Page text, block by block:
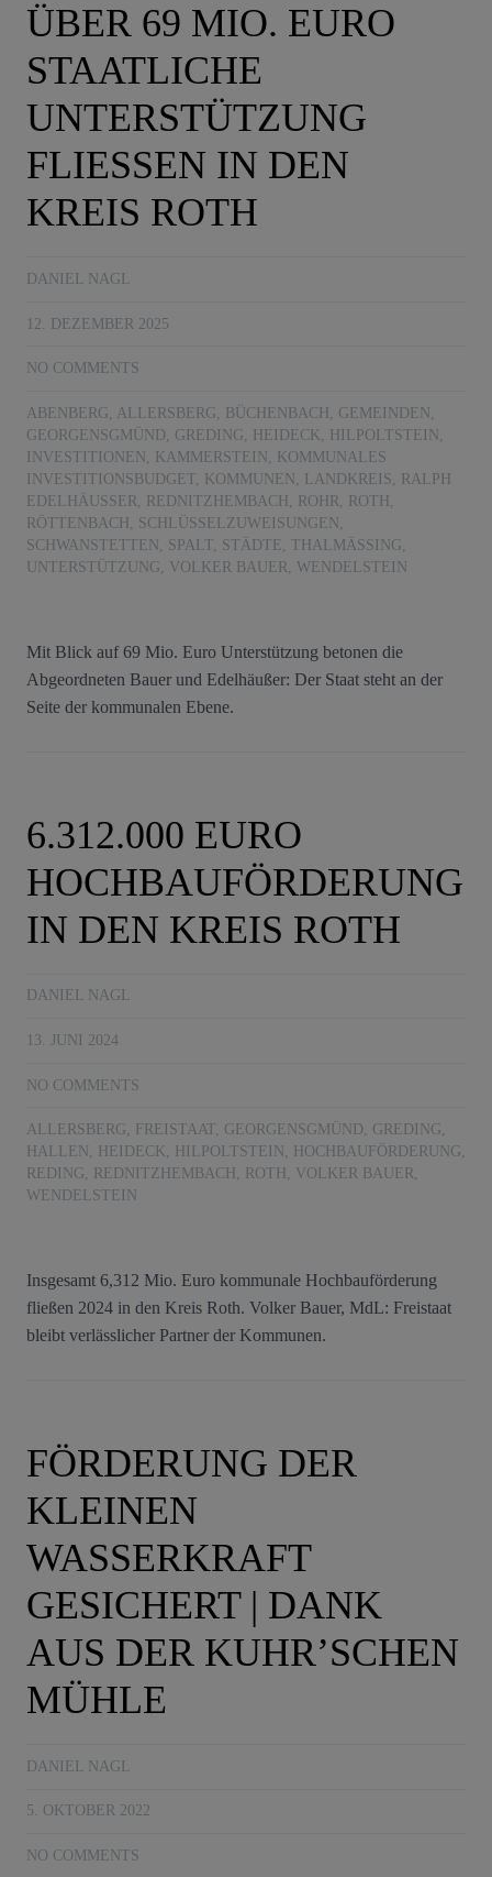
ÜBER 69 MIO. EURO
STAATLICHE
UNTERSTÜTZUNG
FLIESSEN IN DEN K
REIS ROTH
DANIEL NAGL
12. DEZEMBER 2025
NO COMMENTS
ABENBERG ALLERSBERG BÜCHENBACH GEMEINDEN
GEORGENSGMÜND
GREDING HEIDECK HILPOLTSTEIN
INVESTITIONEN
KAMMERSTEIN
KOMMUNALES
INVESTITIONSBUDGET
KOMMUNEN LANDKREIS
RALPH
EDELHÄUSSER
REDNITZHEMBACH ROHR ROTH
RÖTTENBACH
SCHLÜSSELZUWEISUNGEN
SCHWANSTETTEN
SPALT STÄDTE THALMÄSSING
UNTERSTÜTZUNG
VOLKER BAUER WENDELSTEIN
Mit Blick auf 69 Mio. Euro Unterstützung betonen die
Abgeordneten Bauer und Edelhäußer: Der Staat steht an der
Seite der kommunalen Ebene.
6.312.000 EURO
HOCHBAUFÖRDERUNG
IN DEN KREIS ROTH
DANIEL NAGL
13. JUNI 2024
NO COMMENTS
ALLERSBERG, FREISTAAT, GEORGENSGMÜND, GREDING,
HALLEN , HEIDECK, HILPOLTSTEIN , HOCHBAUFÖRDERUNG,
REDING, REDNITZHEMBACH , ROTH , VOLKER BAUER,
WENDELSTEIN
Insgesamt 6,312 Mio. Euro kommunale Hochbauförderung
fließen 2024 in den Kreis Roth. Volker Bauer, MdL: Freistaat
bleibt verlässlicher Partner der Kommunen.
FÖRDERUNG DER
KLEINEN
WASSERKRAFT
GESICHERT | DANK
AUS DER KUHR’SCHEN
MÜHLE
DANIEL NAGL
5. OKTOBER 2022
NO COMMENTS